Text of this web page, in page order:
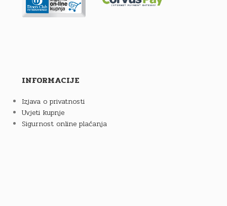
INFORMACIJE
Izjava o privatnosti
Uvjeti kupnje
Sigurnost online plaćanja